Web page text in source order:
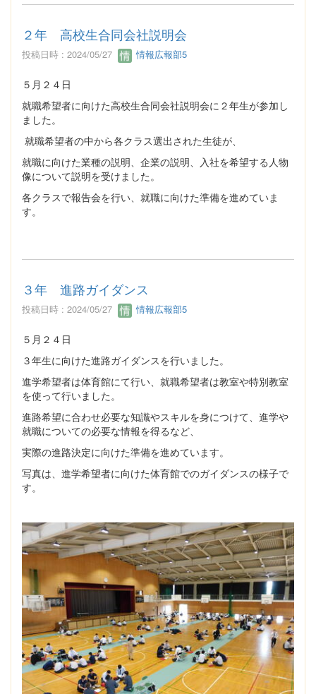
２年 高校生合同会社説明会
投稿日時 : 2024/05/27 情報広報部5
５月２４日
就職希望者に向けた高校生合同会社説明会に２年生が参加し
ました。
就職希望者の中から各クラス選出された生徒が、
就職に向けた業種の説明、企業の説明、入社を希望する人物
像について説明を受けました。
各クラスで報告会を行い、就職に向けた準備を進めていま
す。
３年 進路ガイダンス
投稿日時 : 2024/05/27 情報広報部5
５月２４日
３年生に向けた進路ガイダンスを行いました。
進学希望者は体育館にて行い、就職希望者は教室や特別教室
を使って行いました。
進路希望に合わせ必要な知識やスキルを身につけて、進学や
就職についての必要な情報を得るなど、
実際の進路決定に向けた準備を進めています。
写真は、進学希望者に向けた体育館でのガイダンスの様子で
す。